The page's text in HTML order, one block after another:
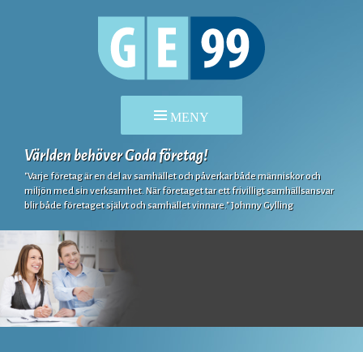
HOPPA
INNEHÅLL
Världen behöver Goda företag!
"Varje företag är en del av samhället och påverkar både människor och
miljön med sin verksamhet. När företaget tar ett frivilligt samhällsansvar
blir både företaget självt och samhället vinnare." Johnny Gylling